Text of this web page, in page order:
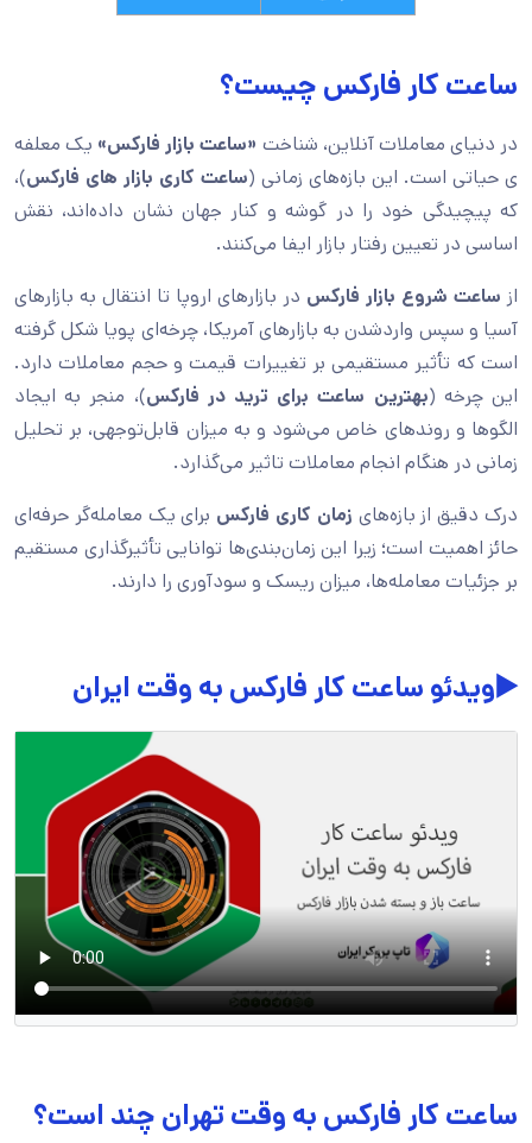
ساعت کار فارکس چیست؟
در دنیای معاملات آنلاین، شناخت «ساعت بازار فارکس» یک معلفه
ی حیاتی است. این بازه‌های زمانی (ساعت کاری بازار های فارکس)،
که پیچیدگی خود را در گوشه‌ و کنار جهان نشان داده‌اند، نقش
اساسی در تعیین رفتار بازار ایفا می‌کنند.
از ساعت شروع بازار فارکس در بازارهای اروپا تا انتقال به بازارهای
آسیا و سپس واردشدن به بازارهای آمریکا، چرخه‌ای پویا شکل گرفته
است که تأثیر مستقیمی بر تغییرات قیمت و حجم معاملات دارد.
این چرخه (بهترین ساعت برای ترید در فارکس)، منجر به ایجاد
الگوها و روندهای خاص می‌شود و به‌ میزان قابل‌توجهی، بر تحلیل
زمانی در هنگام انجام معاملات تاثیر می‌گذارد.
درک دقیق از بازه‌های زمان کاری فارکس برای یک معامله‌گر حرفه‌ای
حائز اهمیت است؛ زیرا این زمان‌بندی‌ها توانایی تأثیرگذاری مستقیم
بر جزئیات معامله‌ها، میزان ریسک و سودآوری را دارند.
▶️ویدئو ساعت کار فارکس به وقت ایران
ساعت کار فارکس به وقت تهران چند است؟